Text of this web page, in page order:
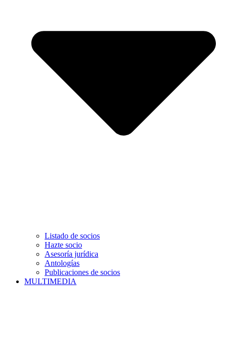
Listado de socios
Hazte socio
Asesoría jurídica
Antologías
Publicaciones de socios
MULTIMEDIA